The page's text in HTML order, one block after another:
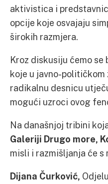
aktivistica i
opcije koje osvajaju
širokih razmjera.
Kroz diskusiju ćemo
koje u javno-političkom
radikalnu desnicu
mogući uzroci ovog
Na današnjoj tribini
Galeriji Drugo more,
misli i razmišljanja će s
Dijana Čurković,